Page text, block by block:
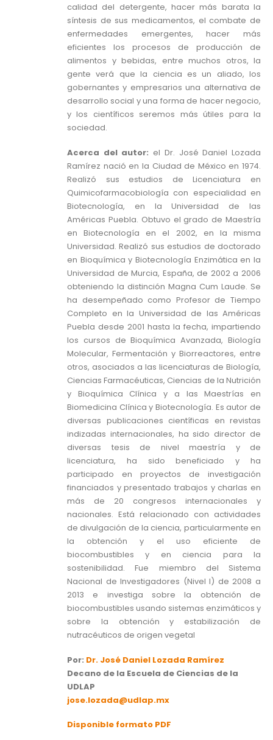
calidad del detergente, hacer más barata la
síntesis de sus medicamentos, el combate de
enfermedades emergentes, hacer más
eficientes los procesos de producción de
alimentos y bebidas, entre muchos otros, la
gente verá que la ciencia es un aliado, los
gobernantes y empresarios una alternativa de
desarrollo social y una forma de hacer negocio,
y los científicos seremos más útiles para la
sociedad.
Acerca del autor: el Dr. José Daniel Lozada
Ramírez nació en la Ciudad de México en 1974.
Realizó sus estudios de Licenciatura en
Quimicofarmacobiología con especialidad en
Biotecnología, en la Universidad de las
Américas Puebla. Obtuvo el grado de Maestría
en Biotecnología en el 2002, en la misma
Universidad. Realizó sus estudios de doctorado
en Bioquímica y Biotecnología Enzimática en la
Universidad de Murcia, España, de 2002 a 2006
obteniendo la distinción Magna Cum Laude. Se
ha desempeñado como Profesor de Tiempo
Completo en la Universidad de las Américas
Puebla desde 2001 hasta la fecha, impartiendo
los cursos de Bioquímica Avanzada, Biología
Molecular, Fermentación y Biorreactores, entre
otros, asociados a las licenciaturas de Biología,
Ciencias Farmacéuticas, Ciencias de la Nutrición
y Bioquímica Clínica y a las Maestrías en
Biomedicina Clínica y Biotecnología. Es autor de
diversas publicaciones científicas en revistas
indizadas internacionales, ha sido director de
diversas tesis de nivel maestría y de
licenciatura, ha sido beneficiado y ha
participado en proyectos de investigación
financiados y presentado trabajos y charlas en
más de 20 congresos internacionales y
nacionales. Está relacionado con actividades
de divulgación de la ciencia, particularmente en
la obtención y el uso eficiente de
biocombustibles y en ciencia para la
sostenibilidad. Fue miembro del Sistema
Nacional de Investigadores (Nivel I) de 2008 a
2013 e investiga sobre la obtención de
biocombustibles usando sistemas enzimáticos y
sobre la obtención y estabilización de
nutracéuticos de origen vegetal
Por: Dr. José Daniel Lozada Ramírez
Decano de la Escuela de Ciencias de la
UDLAP
jose.lozada@udlap.mx
Disponible formato PDF